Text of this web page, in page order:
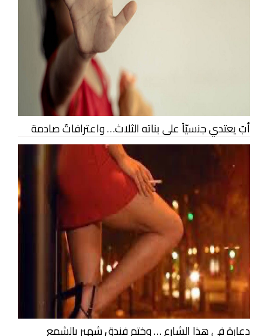
أبٌ يعتدي جنسيّاً على بناته الثلاث… واعترافاتٌ صادمة
دعارة في هذا الشارع … وختم فندق شهير بالشمع